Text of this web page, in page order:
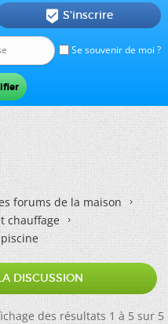
Se souvenir de moi ?
 S'inscrire
forums de la maison
chauffage
DISCUSSION
des résultats 1 à 5 sur 5